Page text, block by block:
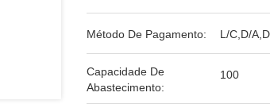
Método De Pagamento: L/C,D/
Capacidade De
Abastecimento:
100